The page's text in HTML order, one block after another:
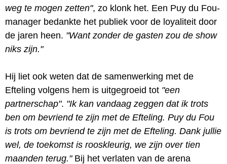
weg te mogen zetten", zo klonk het. Een Puy du Fou-
manager bedankte het publiek voor de loyaliteit door
de jaren heen. "Want zonder de gasten zou de show
niks zijn."
Hij liet ook weten dat de samenwerking met de
Efteling volgens hem is uitgegroeid tot "een
partnerschap". "Ik kan vandaag zeggen dat ik trots
ben om bevriend te zijn met de Efteling. Puy du Fou
is trots om bevriend te zijn met de Efteling. Dank jullie
wel, de toekomst is rooskleurig, we zijn over tien
maanden terug."Bij het verlaten van de arena